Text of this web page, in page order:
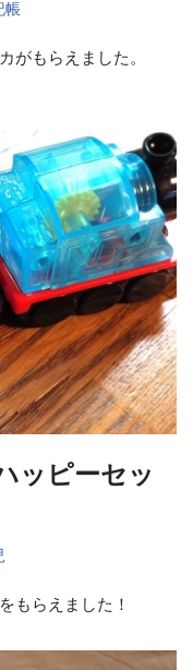
帳
がもらえました。
ッピーセッ
もらえました！